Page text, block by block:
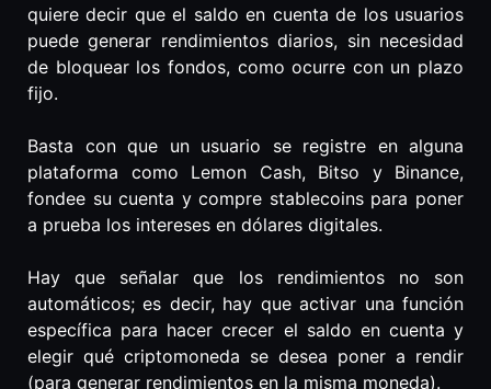
quiere decir que el saldo en cuenta de los usuarios
puede generar rendimientos diarios, sin necesidad
de bloquear los fondos, como ocurre con un plazo
fijo.
Basta con que un usuario se registre en alguna
plataforma como Lemon Cash, Bitso y Binance,
fondee su cuenta y compre stablecoins para poner
a prueba los intereses en dólares digitales.
Hay que señalar que los rendimientos no son
automáticos; es decir, hay que activar una función
específica para hacer crecer el saldo en cuenta y
elegir qué criptomoneda se desea poner a rendir
(para generar rendimientos en la misma moneda).